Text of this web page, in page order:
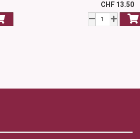
CHF 13.50